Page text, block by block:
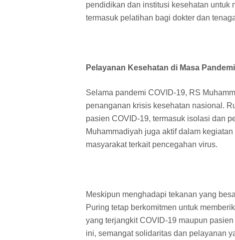
pendidikan dan institusi kesehatan untuk
termasuk pelatihan bagi dokter dan
Pelayanan Kesehatan di Masa Pandemi
Selama pandemi COVID-19, RS
penanganan krisis kesehatan nasional.
pasien COVID-19, termasuk isolasi dan
Muhammadiyah juga aktif dalam
masyarakat terkait pencegahan virus.
Meskipun menghadapi tekanan yang
Puring tetap berkomitmen untuk
yang terjangkit COVID-19 maupun
ini, semangat solidaritas dan pelayanan